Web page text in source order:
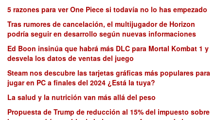
5 razones para ver One Piece si todavía no lo has empezado
Tras rumores de cancelación, el multijugador de Horizon
podría seguir en desarrollo según nuevas informaciones
Ed Boon insinúa que habrá más DLC para Mortal Kombat 1 y
desvela los datos de ventas del juego
Steam nos descubre las tarjetas gráficas más populares para
jugar en PC a finales del 2024 ¿Está la tuya?
La salud y la nutrición van más allá del peso
Propuesta de Trump de reducción al 15% del impuesto sobre